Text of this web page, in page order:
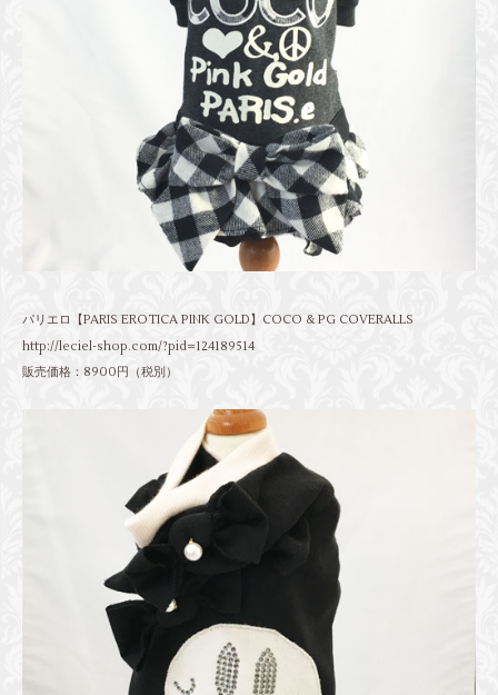
パリエロ【PARIS EROTICA PINK GOLD】COCO & PG COVERALLS
http://leciel-shop.com/?pid=124189514
販売価格：8900円（税別）